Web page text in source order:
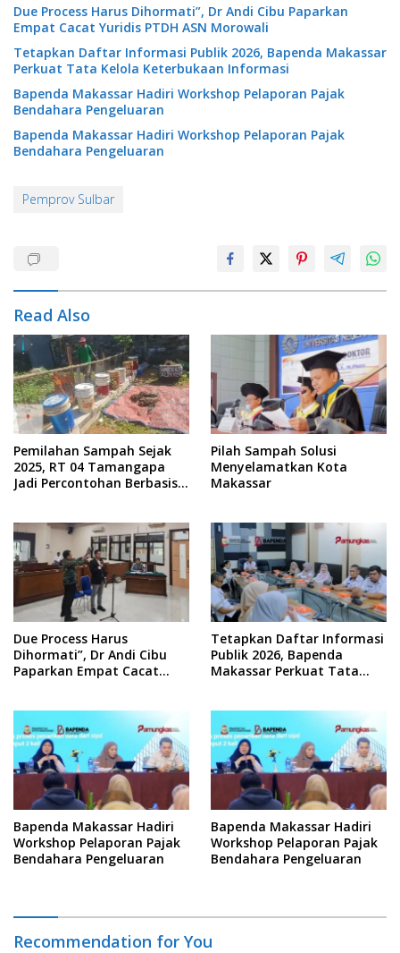
Due Process Harus Dihormati”, Dr Andi Cibu Paparkan
Empat Cacat Yuridis PTDH ASN Morowali
Tetapkan Daftar Informasi Publik 2026, Bapenda Makassar
Perkuat Tata Kelola Keterbukaan Informasi
Bapenda Makassar Hadiri Workshop Pelaporan Pajak
Bendahara Pengeluaran
Bapenda Makassar Hadiri Workshop Pelaporan Pajak
Bendahara Pengeluaran
Pemprov Sulbar
Read Also
Pemilahan Sampah Sejak
2025, RT 04 Tamangapa
Jadi Percontohan Berbasis
Pilah Sampah Solusi
Menyelamatkan Kota
Makassar
Due Process Harus
Dihormati”, Dr Andi Cibu
Paparkan Empat Cacat
Tetapkan Daftar Informasi
Publik 2026, Bapenda
Makassar Perkuat Tata
Bapenda Makassar Hadiri
Workshop Pelaporan Pajak
Bendahara Pengeluaran
Bapenda Makassar Hadiri
Workshop Pelaporan Pajak
Bendahara Pengeluaran
Recommendation for You